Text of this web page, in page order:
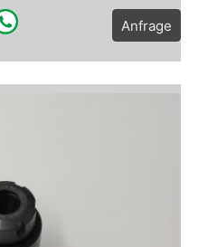
Anfrage